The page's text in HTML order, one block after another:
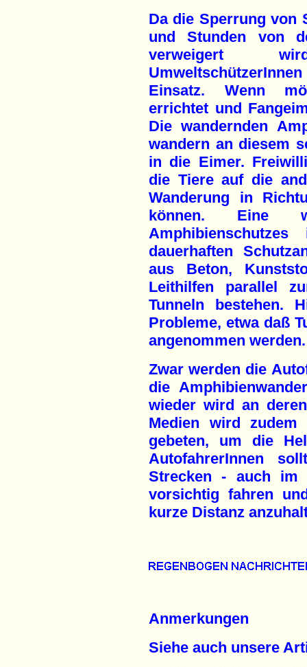
Da die Sperrung von
und Stunden von
verweigert
Einsatz. Wenn
errichtet und
Die wandernden
wandern an diesem
in die Eimer.
die Tiere auf die
Wanderung in
können. Eine
dauerhaften
aus Beton,
Leithilfen parallel
Tunneln bestehen.
Probleme, etwa daß
angenommen werden.
Zwar werden die
die
wieder wird an
Medien wird
gebeten, um die
AutofahrerInnen
Strecken - auch im
vorsichtig fahren
kurze Distanz
Anmerkungen
Siehe auch unsere